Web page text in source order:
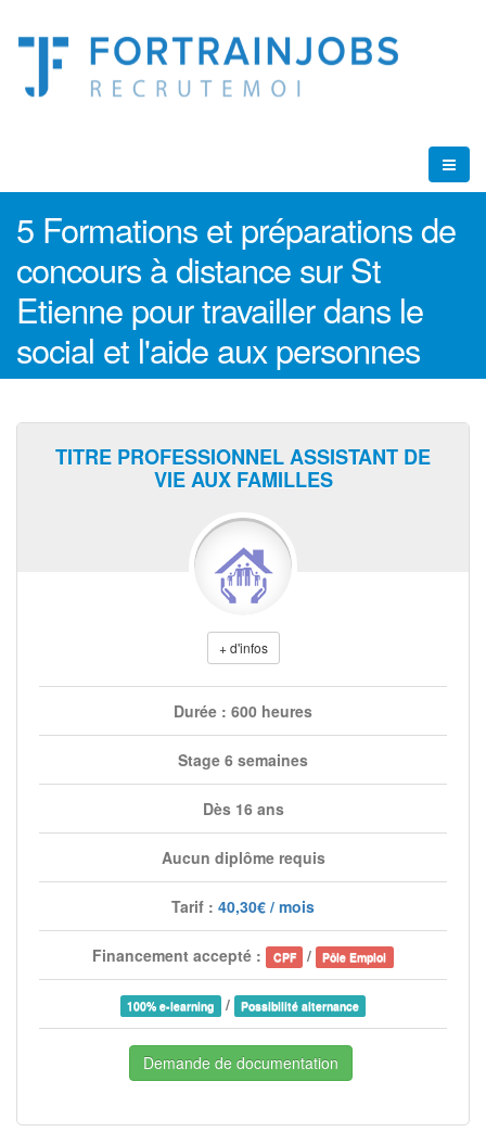
5 Formations et préparations de
concours à distance sur St
Etienne pour travailler dans le
social et l'aide aux personnes
TITRE PROFESSIONNEL ASSISTANT DE
VIE AUX FAMILLES
+ d'infos
Durée : 600 heures
Stage 6 semaines
Dès 16 ans
Aucun diplôme requis
Tarif : 40,30€ / mois
Financement accepté : CPF / Pôle Emploi
100% e-learning / Possibilité alternance
Demande de documentation